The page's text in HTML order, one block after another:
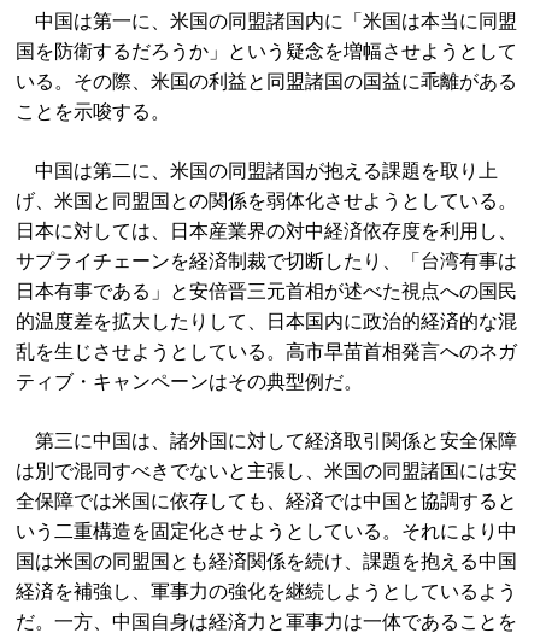
中国は第一に、米国の同盟諸国内に「米国は本当に同盟
国を防衛するだろうか」という疑念を増幅させようとして
いる。その際、米国の利益と同盟諸国の国益に乖離がある
ことを示唆する。
中国は第二に、米国の同盟諸国が抱える課題を取り上
げ、米国と同盟国との関係を弱体化させようとしている。
日本に対しては、日本産業界の対中経済依存度を利用し、
サプライチェーンを経済制裁で切断したり、「台湾有事は
日本有事である」と安倍晋三元首相が述べた視点への国民
的温度差を拡大したりして、日本国内に政治的経済的な混
乱を生じさせようとしている。高市早苗首相発言へのネガ
ティブ・キャンペーンはその典型例だ。
第三に中国は、諸外国に対して経済取引関係と安全保障
は別で混同すべきでないと主張し、米国の同盟諸国には安
全保障では米国に依存しても、経済では中国と協調すると
いう二重構造を固定化させようとしている。それにより中
国は米国の同盟国とも経済関係を続け、課題を抱える中国
経済を補強し、軍事力の強化を継続しようとしているよう
だ。一方、中国自身は経済力と軍事力は一体であることを